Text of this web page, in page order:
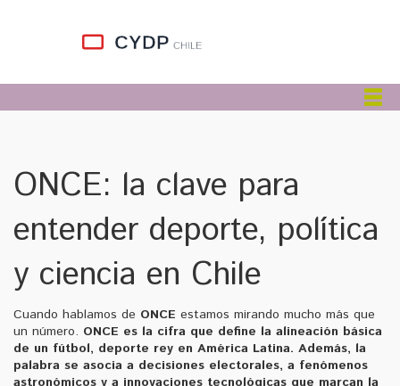
ONCE: la clave para
entender deporte, política
y ciencia en Chile
Cuando hablamos de ONCE estamos mirando mucho más que
un número. ONCE es la cifra que define la alineación básica
de un fútbol, deporte rey en América Latina. Además, la
palabra se asocia a decisiones electorales, a fenómenos
astronómicos y a innovaciones tecnológicas que marcan la